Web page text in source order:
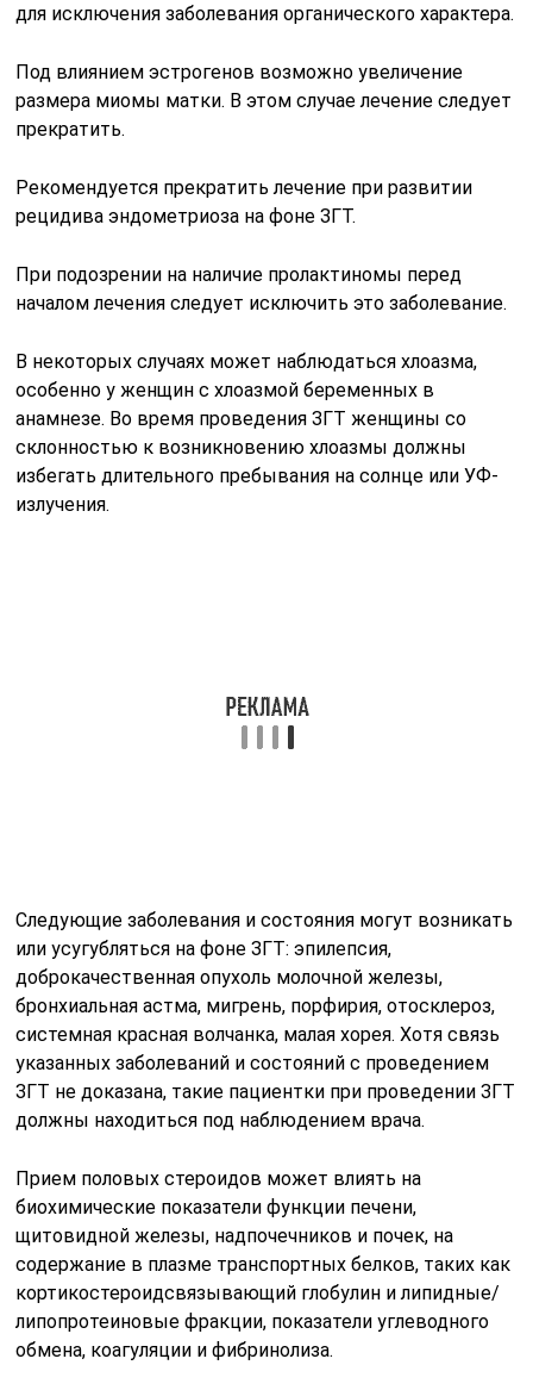
для исключения заболевания органического характера.
Под влиянием эстрогенов возможно увеличение
размера миомы матки. В этом случае лечение следует
прекратить.
Рекомендуется прекратить лечение при развитии
рецидива эндометриоза на фоне ЗГТ.
При подозрении на наличие пролактиномы перед
началом лечения следует исключить это заболевание.
В некоторых случаях может наблюдаться хлоазма,
особенно у женщин с хлоазмой беременных в
анамнезе. Во время проведения ЗГТ женщины со
склонностью к возникновению хлоазмы должны
избегать длительного пребывания на солнце или УФ-
излучения.
Следующие заболевания и состояния могут возникать
или усугубляться на фоне ЗГТ: эпилепсия,
доброкачественная опухоль молочной железы,
бронхиальная астма, мигрень, порфирия, отосклероз,
системная красная волчанка, малая хорея. Хотя связь
указанных заболеваний и состояний с проведением
ЗГТ не доказана, такие пациентки при проведении ЗГТ
должны находиться под наблюдением врача.
Прием половых стероидов может влиять на
биохимические показатели функции печени,
щитовидной железы, надпочечников и почек, на
содержание в плазме транспортных белков, таких как
кортикостероидсвязывающий глобулин и липидные/
липопротеиновые фракции, показатели углеводного
обмена, коагуляции и фибринолиза.